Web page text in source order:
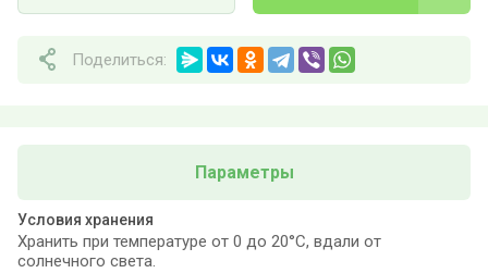
Поделиться:
Параметры
Условия хранения
Хранить при температуре от 0 до 20°С, вдали от
солнечного света.